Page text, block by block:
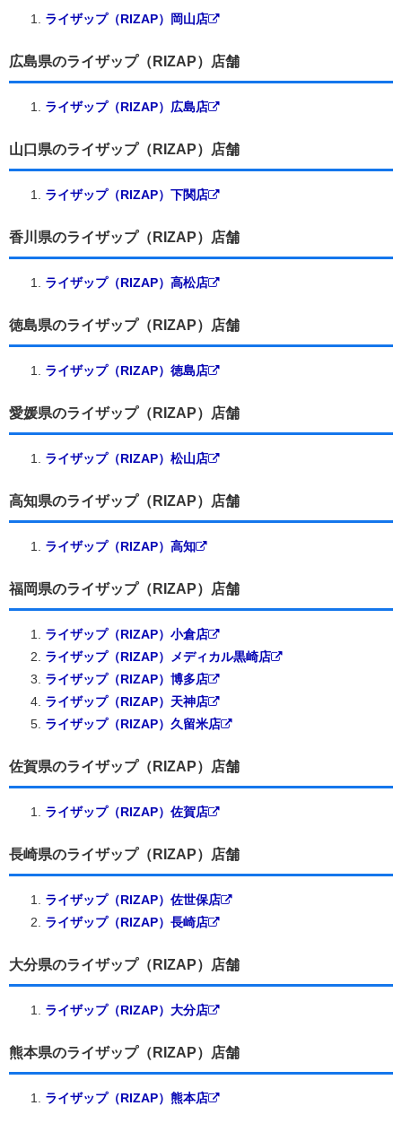
ライザップ（RIZAP）岡山店
広島県のライザップ（RIZAP）店舗
ライザップ（RIZAP）広島店
山口県のライザップ（RIZAP）店舗
ライザップ（RIZAP）下関店
香川県のライザップ（RIZAP）店舗
ライザップ（RIZAP）高松店
徳島県のライザップ（RIZAP）店舗
ライザップ（RIZAP）徳島店
愛媛県のライザップ（RIZAP）店舗
ライザップ（RIZAP）松山店
高知県のライザップ（RIZAP）店舗
ライザップ（RIZAP）高知
福岡県のライザップ（RIZAP）店舗
ライザップ（RIZAP）小倉店
ライザップ（RIZAP）メディカル黒崎店
ライザップ（RIZAP）博多店
ライザップ（RIZAP）天神店
ライザップ（RIZAP）久留米店
佐賀県のライザップ（RIZAP）店舗
ライザップ（RIZAP）佐賀店
長崎県のライザップ（RIZAP）店舗
ライザップ（RIZAP）佐世保店
ライザップ（RIZAP）長崎店
大分県のライザップ（RIZAP）店舗
ライザップ（RIZAP）大分店
熊本県のライザップ（RIZAP）店舗
ライザップ（RIZAP）熊本店